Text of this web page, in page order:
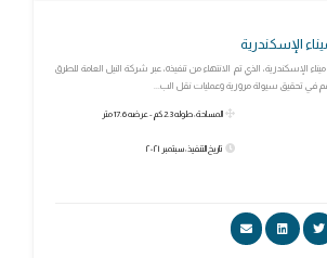
محور 54 في ميناء الإسكندرية، الذي تم الانتهاء من تنفيذه، عبر شركة النيل العامة للطرق
في تحقيق سيولة مرورية وعمليات نقل الب...
المساحة: طوله 2.3 كم - عرضه 17.6 متر
تاريخ التنفيذ: سبتمبر ٢٠٢١